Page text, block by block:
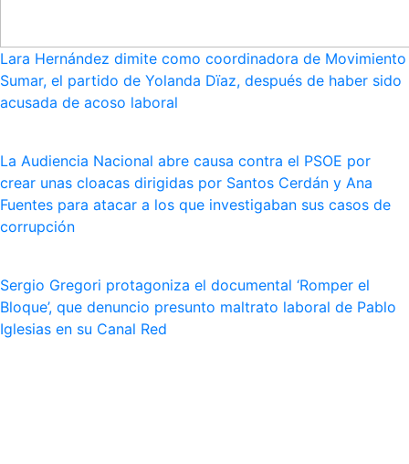
Lara Hernández dimite como coordinadora de Movimiento
Sumar, el partido de Yolanda Dïaz, después de haber sido
acusada de acoso laboral
La Audiencia Nacional abre causa contra el PSOE por
crear unas cloacas dirigidas por Santos Cerdán y Ana
Fuentes para atacar a los que investigaban sus casos de
corrupción
Sergio Gregori protagoniza el documental ‘Romper el
Bloque’, que denuncio presunto maltrato laboral de Pablo
Iglesias en su Canal Red